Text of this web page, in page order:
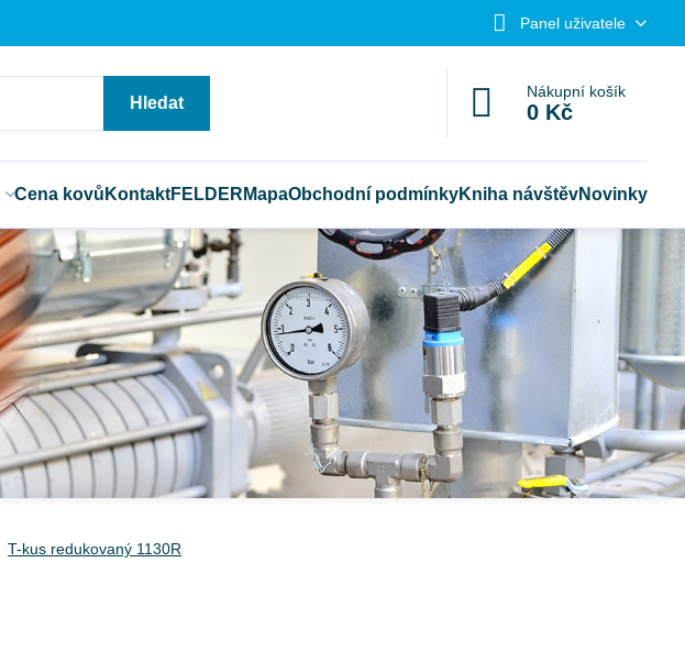
Panel uživatele
Hledat
Nákupní košík
0 Kč
Cena kovů KontaktFELDER MapaObchodní podmínkyKniha návštěvNovinky
T-kus redukovaný 1130R